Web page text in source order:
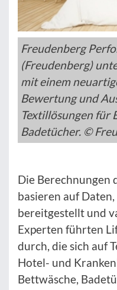
Freudenberg
(Freudenberg)
mit einem
Bewertung und
Textillösungen für
Badetücher. ©
Die Berechnungen
basieren auf
bereitgestellt und
Experten führten
durch, die sich auf
Hotel- und
Bettwäsche,